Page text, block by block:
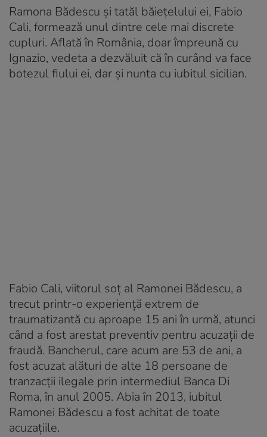
Ramona Bădescu și tatăl băiețelului ei, Fabio
Cali, formează unul dintre cele mai discrete
cupluri. Aflată în România, doar împreună cu
Ignazio, vedeta a dezvăluit că în curând va face
botezul fiului ei, dar și nunta cu iubitul sicilian.
Fabio Cali, viitorul soț al Ramonei Bădescu, a
trecut printr-o experiență extrem de
traumatizantă cu aproape 15 ani în urmă, atunci
când a fost arestat preventiv pentru acuzații de
fraudă. Bancherul, care acum are 53 de ani, a
fost acuzat alături de alte 18 persoane de
tranzacții ilegale prin intermediul Banca Di
Roma, în anul 2005. Abia în 2013, iubitul
Ramonei Bădescu a fost achitat de toate
acuzațiile.